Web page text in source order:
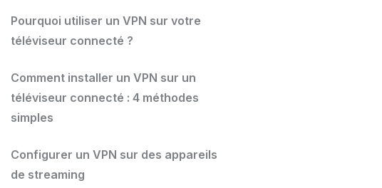
Pourquoi utiliser un VPN sur votre
téléviseur connecté ?
Comment installer un VPN sur un
téléviseur connecté : 4 méthodes
simples
Configurer un VPN sur des appareils
de streaming